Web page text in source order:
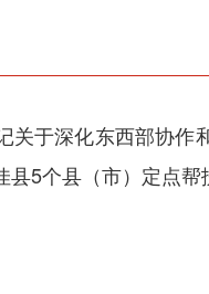
关于深化东西部协
5个县（市）定点帮